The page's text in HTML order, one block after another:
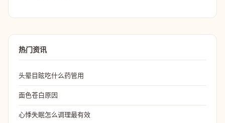
热门资讯
头晕目眩吃什么药管用
面色苍白原因
心悸失眠怎么调理最有效